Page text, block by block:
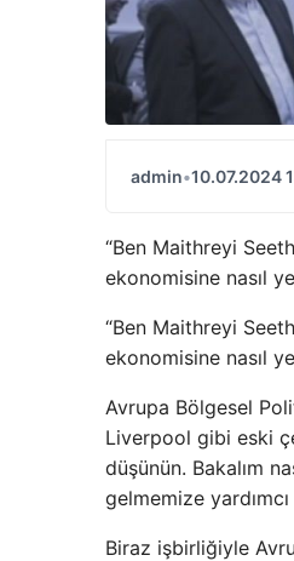
admin•10.07.2024
“Ben Maithreyi
ekonomisine nasıl
“Ben Maithreyi
ekonomisine nasıl
Avrupa Bölgesel
Liverpool gibi eski
düşünün. Bakalım
gelmemize
Biraz işbirliğiyle